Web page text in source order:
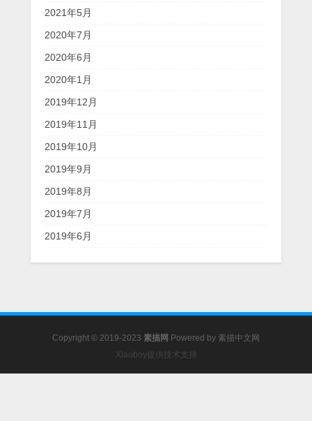
2021年5月
2020年7月
2020年6月
2020年1月
2019年12月
2019年11月
2019年10月
2019年9月
2019年8月
2019年7月
2019年6月
Copyright © 2019-2023 素描网 Powered by 素描中文网
Xiaoboy提供技术支持